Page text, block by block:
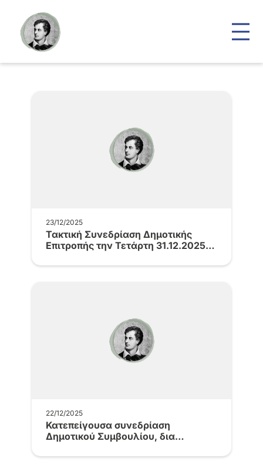
23/12/2025
Τακτική Συνεδρίαση Δημοτικής
Επιτροπής την Τετάρτη 31.12.2025
22/12/2025
Κατεπείγουσα συνεδρίαση
Δημοτικού Συμβουλίου, δια
με…